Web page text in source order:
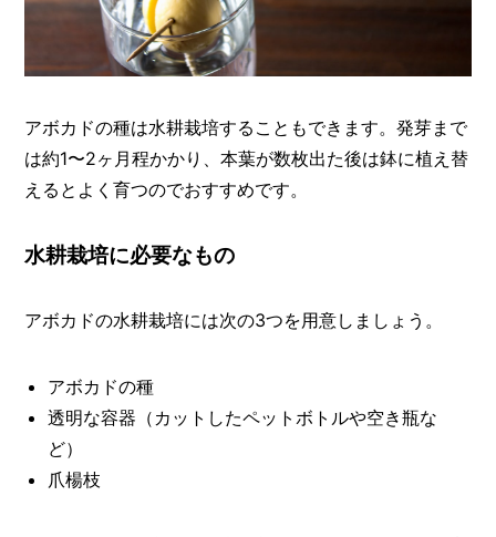
アボカドの種は水耕栽培することもできます。発芽まで
は約1〜2ヶ月程かかり、本葉が数枚出た後は鉢に植え替
えるとよく育つのでおすすめです。
水耕栽培に必要なもの
アボカドの水耕栽培には次の3つを用意しましょう。
アボカドの種
透明な容器（カットしたペットボトルや空き瓶な
ど）
爪楊枝